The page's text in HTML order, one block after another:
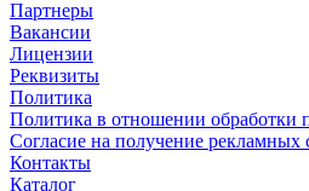
Партнеры
Вакансии
Лицензии
Реквизиты
Политика
Политика в отношении обработки
Согласие на получение
Контакты
Каталог